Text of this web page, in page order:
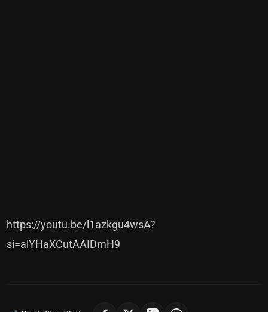
https://youtu.be/l1azkgu4wsA?
si=alYHaXCutAAIDmH9